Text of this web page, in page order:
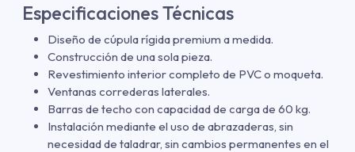
Especificaciones Técnicas
Diseño de cúpula rígida premium a medida.
Construcción de una sola pieza.
Revestimiento interior completo de PVC o moqueta.
Ventanas correderas laterales.
Barras de techo con capacidad de carga de 60 kg.
Instalación mediante el uso de abrazaderas, sin
necesidad de taladrar, sin cambios permanentes en el